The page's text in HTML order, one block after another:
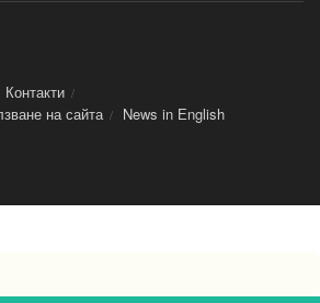
Контакти
на сайта
News in Еnglish